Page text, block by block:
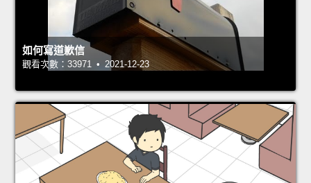
如何寫道歉信
觀看次數：33971 • 2021-12-23